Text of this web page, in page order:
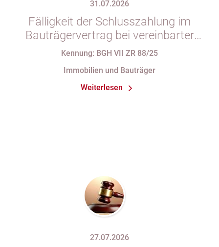
31.07.2026
Fälligkeit der Schlusszahlung im
Bauträgervertrag bei vereinbarter
Zahlung „nach vollständiger
Abnahmeprotokoll festgehaltener
Mängel am Sondereigentum
Kennung: BGH VII ZR 88/25
Immobilien und Bauträger
Weiterlesen
27.07.2026